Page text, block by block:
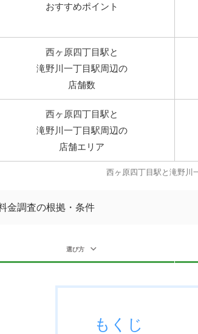
おすすめポイント
西ヶ原四丁目駅と
滝野川一丁目駅周辺の
店舗数
西ヶ原四丁目駅と
滝野川一丁目駅周辺の
店舗エリア
西ヶ原四丁目駅と滝野川
金調査の根拠・条件
選び方
もくじ